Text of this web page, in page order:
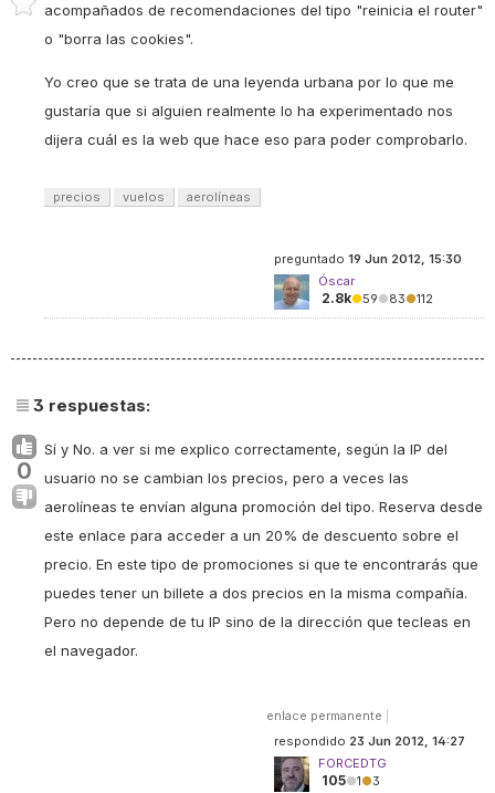
acompañados de recomendaciones del tipo "reinicia el router"
o "borra las cookies".
Yo creo que se trata de una leyenda urbana por lo que me
gustaría que si alguien realmente lo ha experimentado nos
dijera cuál es la web que hace eso para poder comprobarlo.
precios vuelos aerolíneas
preguntado 19 Jun 2012, 15:30
Óscar
2.8k●59●83●112
3 respuestas:
0
Sí y No. a ver si me explico correctamente, según la IP del
usuario no se cambian los precios, pero a veces las
aerolíneas te envían alguna promoción del tipo. Reserva desde
este enlace para acceder a un 20% de descuento sobre el
precio. En este tipo de promociones si que te encontrarás que
puedes tener un billete a dos precios en la misma compañía.
Pero no depende de tu IP sino de la dirección que tecleas en
el navegador.
enlace permanente
respondido 23 Jun 2012, 14:27
FORCEDTG
105●1●3